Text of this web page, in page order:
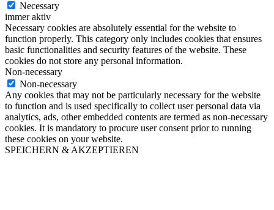
Necessary
immer aktiv
Necessary cookies are absolutely essential for the website to
function properly. This category only includes cookies that ensures
basic functionalities and security features of the website. These
cookies do not store any personal information.
Non-necessary
Non-necessary
Any cookies that may not be particularly necessary for the website
to function and is used specifically to collect user personal data via
analytics, ads, other embedded contents are termed as non-necessary
cookies. It is mandatory to procure user consent prior to running
these cookies on your website.
SPEICHERN & AKZEPTIEREN